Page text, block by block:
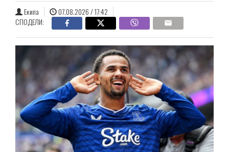
Екипа
07.08.2026 / 17:42
СПОДЕЛИ: